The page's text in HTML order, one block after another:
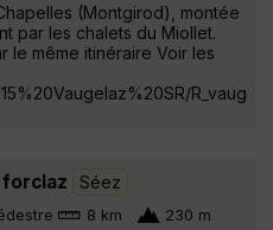
(Montgirod), montée
par les chalets du Miollet.
le même itinéraire Voir les
R_vaug
forclaz Séez
8 km 230 m